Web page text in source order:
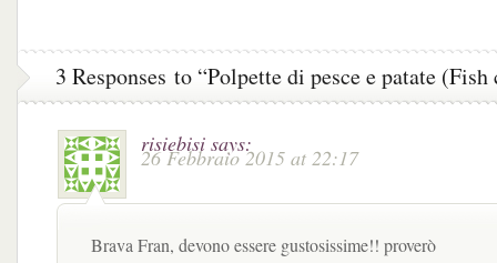
ricotta
3 Responses to “Polpette di pesce e patate (Fish
risiebisi says:
26 Febbraio 2015 at 22:17
Brava Fran, devono essere gustosissime!! proverò